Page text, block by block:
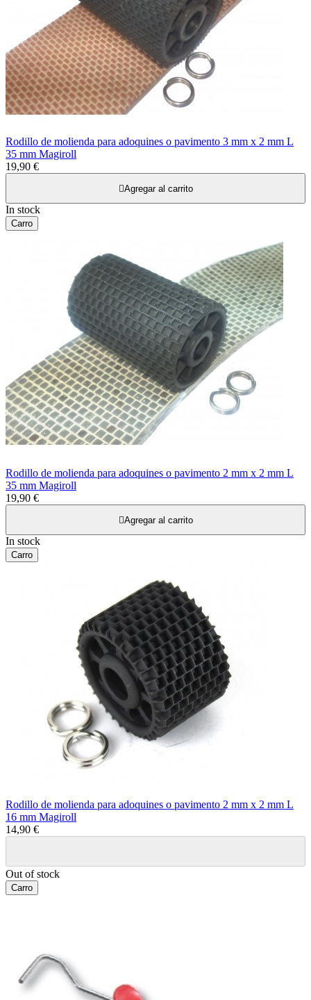
Rodillo de molienda para adoquines o pavimento 3 mm x 2 mm L
35 mm Magiroll
19,90 €
Agregar al carrito
In stock
Carro
Rodillo de molienda para adoquines o pavimento 2 mm x 2 mm L
35 mm Magiroll
19,90 €
Agregar al carrito
In stock
Carro
Rodillo de molienda para adoquines o pavimento 2 mm x 2 mm L
16 mm Magiroll
14,90 €
Out of stock
Carro